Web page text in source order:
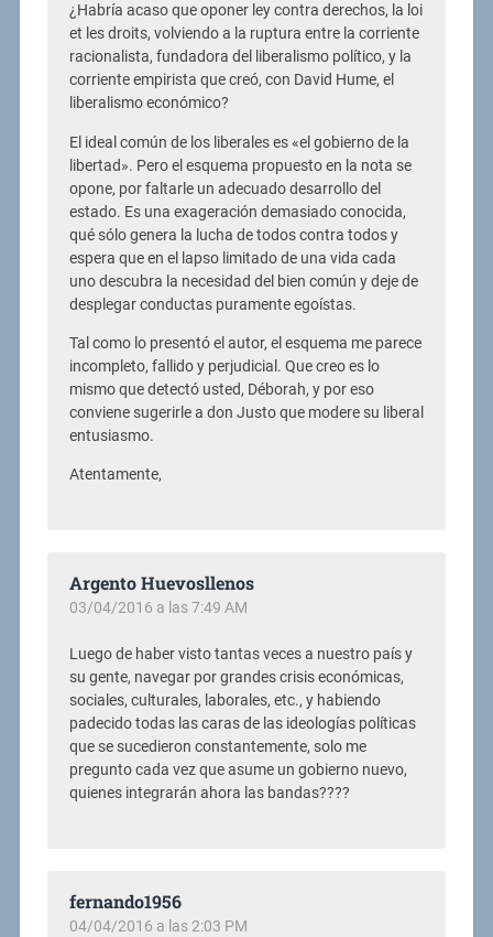
¿Habría acaso que oponer ley contra derechos, la loi
et les droits, volviendo a la ruptura entre la corriente
racionalista, fundadora del liberalismo político, y la
corriente empirista que creó, con David Hume, el
liberalismo económico?
El ideal común de los liberales es «el gobierno de la
libertad». Pero el esquema propuesto en la nota se
opone, por faltarle un adecuado desarrollo del
estado. Es una exageración demasiado conocida,
qué sólo genera la lucha de todos contra todos y
espera que en el lapso limitado de una vida cada
uno descubra la necesidad del bien común y deje de
desplegar conductas puramente egoístas.
Tal como lo presentó el autor, el esquema me parece
incompleto, fallido y perjudicial. Que creo es lo
mismo que detectó usted, Déborah, y por eso
conviene sugerirle a don Justo que modere su liberal
entusiasmo.
Atentamente,
Argento Huevosllenos
03/04/2016 a las 7:49 AM
Luego de haber visto tantas veces a nuestro país y
su gente, navegar por grandes crisis económicas,
sociales, culturales, laborales, etc., y habiendo
padecido todas las caras de las ideologías políticas
que se sucedieron constantemente, solo me
pregunto cada vez que asume un gobierno nuevo,
quienes integrarán ahora las bandas????
fernando1956
04/04/2016 a las 2:03 PM